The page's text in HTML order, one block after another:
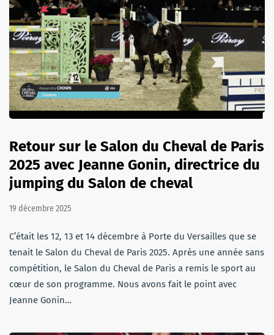
Retour sur le Salon du Cheval de Paris
2025 avec Jeanne Gonin, directrice du
jumping du Salon de cheval
19 décembre 2025
C’était les 12, 13 et 14 décembre à Porte du Versailles que se
tenait le Salon du Cheval de Paris 2025. Après une année sans
compétition, le Salon du Cheval de Paris a remis le sport au
cœur de son programme. Nous avons fait le point avec
Jeanne Gonin…